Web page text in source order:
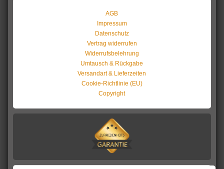
AGB
Impressum
Datenschutz
Vertrag widerrufen
Widerrufsbelehrung
Umtausch & Rückgabe
Versandart & Lieferzeiten
Cookie-Richtlinie (EU)
Copyright